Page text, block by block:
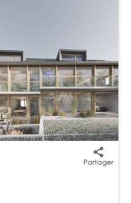
Partager